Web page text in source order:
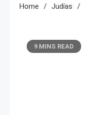
Home Judías
9 MINS READ